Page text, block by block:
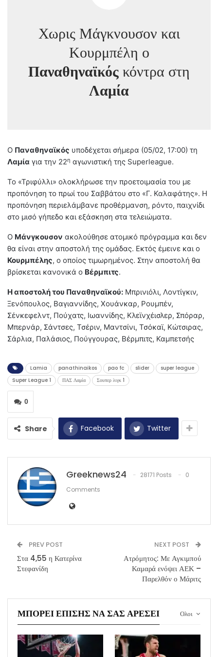
Χωρις Μάγκνουσον και
Κουρμπέλη ο
Παναθηναϊκόςκόντρα στη
Λαμία
Ο Παναθηναϊκός υποδέχεται σήμερα (05/02, 17:00) τη
Λαμία για την 22η αγωνιστική της Superleague.
Το «Τριφύλλι» ολοκλήρωσε την προετοιμασία του με
προπόνηση το πρωί του Σαββάτου στο «Γ. Καλαφάτης». Η
προπόνηση περιελάμβανε προθέρμανση, ρόντο, παιχνίδι
στο μισό γήπεδο και εξάσκηση στα τελειώματα.
Ο Μάνγκουσον ακολούθησε ατομικό πρόγραμμα και δεν
θα είναι στην αποστολή της ομάδας. Εκτός έμεινε και ο
Κουρμπέλης, ο οποίος τιμωρημένος. Στην αποστολή θα
βρίσκεται κανονικά ο Βέρμπιτς.
Η αποστολή του Παναθηναϊκού: Μπρινιόλι, Λοντίγκιν,
Ξενόπουλος, Βαγιαννίδης, Χουάνκαρ, Ρουμπέν,
Σένκεφελντ, Πούχατς, Ιωαννίδης, Κλεϊνχέισλερ, Σπόραρ,
Μπερνάρ, Σάντσες, Τσέριν, Μαντσίνι, Τσόκαϊ, Κώτσιρας,
Σάρλια, Παλάσιος, Πούγγουρας, Βέρμπιτς, Καμπετσής
Lamia panathinaikos pao fc slider
super league
Super League 1
ΠΑΣ Λαμία Σουπερ λιγκ 1
0
Share Facebook Twitter
Greeknews24 28171 Posts
0
Comments
PREV POST
Στα 4,55 η Κατερίνα
Στεφανίδη
NEXT POST
Ατρόμητος: Με Αγκιμπού
Καμαρά ενόψει ΑΕΚ –
Παρελθόν ο Μάριτς
Ολοι
ΜΠΟΡΕΊ ΕΠΊΣΗΣ ΝΑ ΣΑΣ ΑΡΈΣΕΙ